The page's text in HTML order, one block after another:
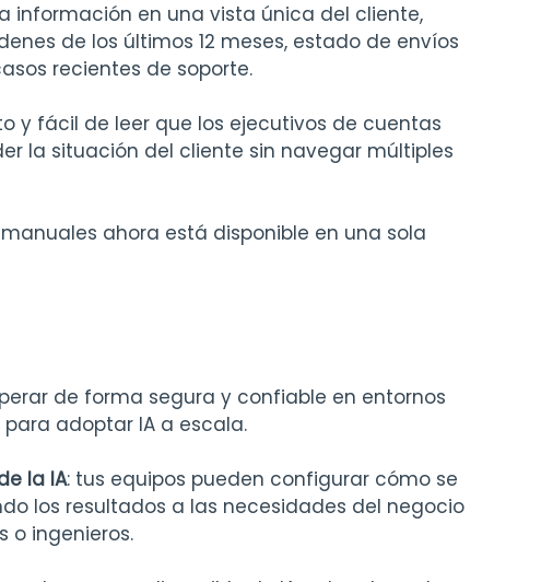
información en una vista única del cliente,
de los últimos 12 meses, estado de envíos
recientes de soporte.
y fácil de leer que los ejecutivos de cuentas
la situación del cliente sin navegar múltiples
ahora está disponible en una sola
de forma segura y confiable en entornos
adoptar IA a escala.
la IA: tus equipos pueden configurar cómo se
los resultados a las necesidades del negocio
o ingenieros.